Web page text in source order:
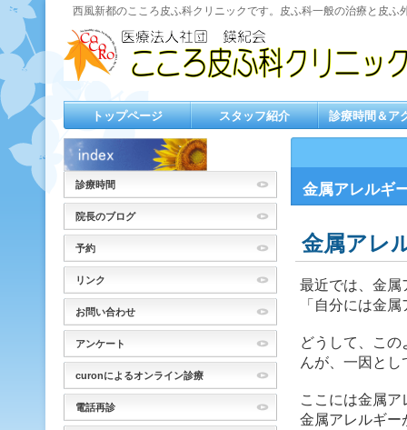
西風新都のこころ皮ふ科クリニックです。皮ふ科一般の治療と皮ふ
金属アレルギ
金属アレ
最近では、金属
「自分には金
どうして、こ
んが、一因とし
ここには金属
金属アレルギー
トップページ スタッフ紹介 診療時間＆ア
診療時間
院長のブログ
予約
リンク
お問い合わせ
アンケート
curonによるオンライン診療
電話再診